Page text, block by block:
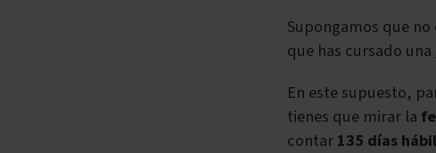
Supongamos que
que has cursado una
En este supuesto,
tienes que mirar la
contar135 días